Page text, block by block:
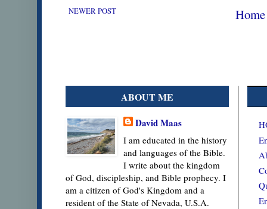
NEWER POST Home
ABOUT ME
David Maas
I am educated in the history
and languages of the Bible.
I write about the kingdom
of God, discipleship, and Bible prophecy. I
am a citizen of God's Kingdom and a
resident of the State of Nevada, U.S.A.